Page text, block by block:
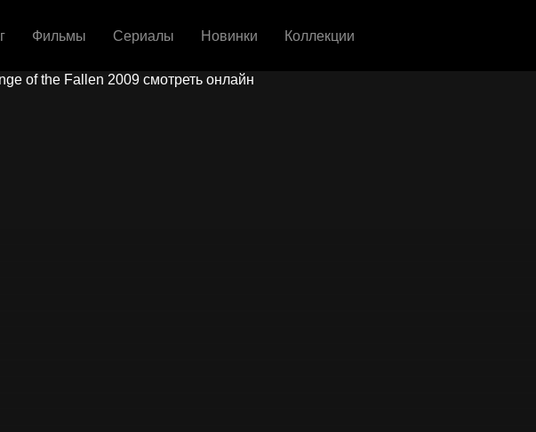
Фильмы Сериалы Новинки Коллекции